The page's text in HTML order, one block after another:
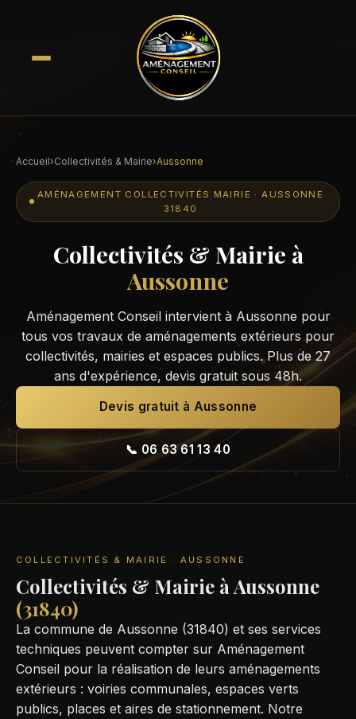
Accueil›Collectivités & Mairie›Aussonne
AMÉNAGEMENT COLLECTIVITÉS MAIRIE · AUSSONNE
31840
Collectivités & Mairie à
Aussonne
Aménagement Conseil intervient à Aussonne pour
tous vos travaux de aménagements extérieurs pour
collectivités, mairies et espaces publics. Plus de 27
ans d'expérience, devis gratuit sous 48h.
Devis gratuit à Aussonne
📞 06 63 61 13 40
COLLECTIVITÉS & MAIRIE · AUSSONNE
Collectivités & Mairie à Aussonne
(31840)
La commune de Aussonne (31840) et ses services
techniques peuvent compter sur Aménagement
Conseil pour la réalisation de leurs aménagements
extérieurs : voiries communales, espaces verts
publics, places et aires de stationnement. Notre